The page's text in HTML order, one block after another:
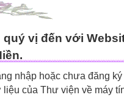
quý vị đến với
nhập hoặc chưa đăng
của Thư viện về máy